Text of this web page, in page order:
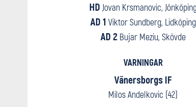
HD Jovan Krsmanovic,
AD 1 Viktor Sundberg, Lidköping
AD 2Bujar Meziu, Skövde
VARNINGAR
Vänersborgs IF
Milos Andelkovic (42)